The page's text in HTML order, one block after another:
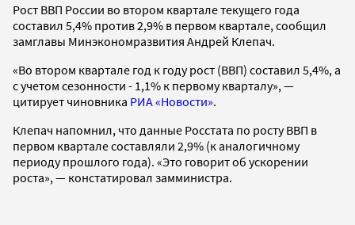
Рост ВВП России во втором квартале текущего года
составил 5,4% против 2,9% в первом квартале, сообщил
замглавы Минэкономразвития Андрей Клепач.
«Во втором квартале год к году рост (ВВП) составил 5,4%, а
с учетом сезонности - 1,1% к первому кварталу», —
цитирует чиновника РИА «Новости».
Клепач напомнил, что данные Росстата по росту ВВП в
первом квартале составляли 2,9% (к аналогичному
периоду прошлого года). «Это говорит об ускорении
роста», — констатировал замминистра.